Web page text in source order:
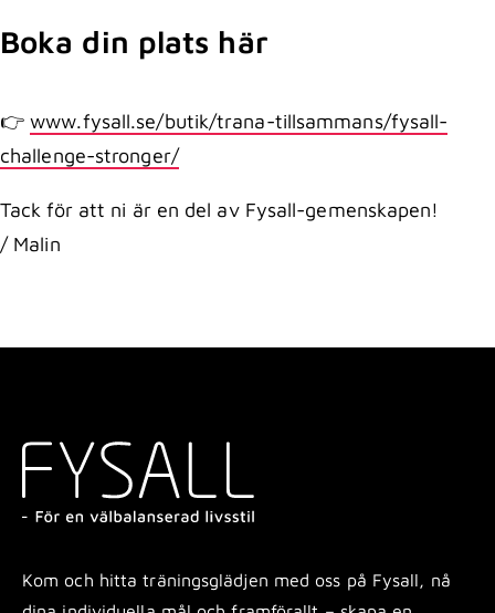
Boka din plats här
👉www.fysall.se/butik/trana-tillsammans/fysall-
challenge-stronger/
Tack för att ni är en del av Fysall-gemenskapen!
/ Malin
Kom och hitta träningsglädjen med oss på Fysall, nå